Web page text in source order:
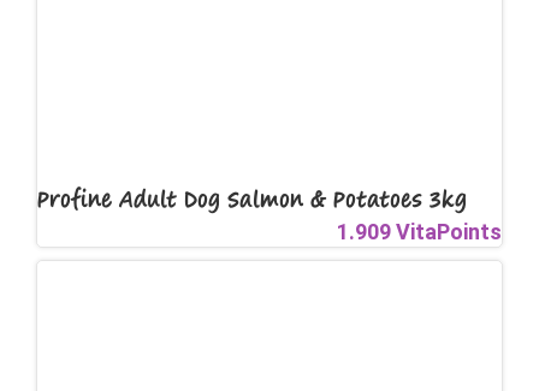
Profine Adult Dog Salmon & Potatoes 3kg
1.909 VitaPoints